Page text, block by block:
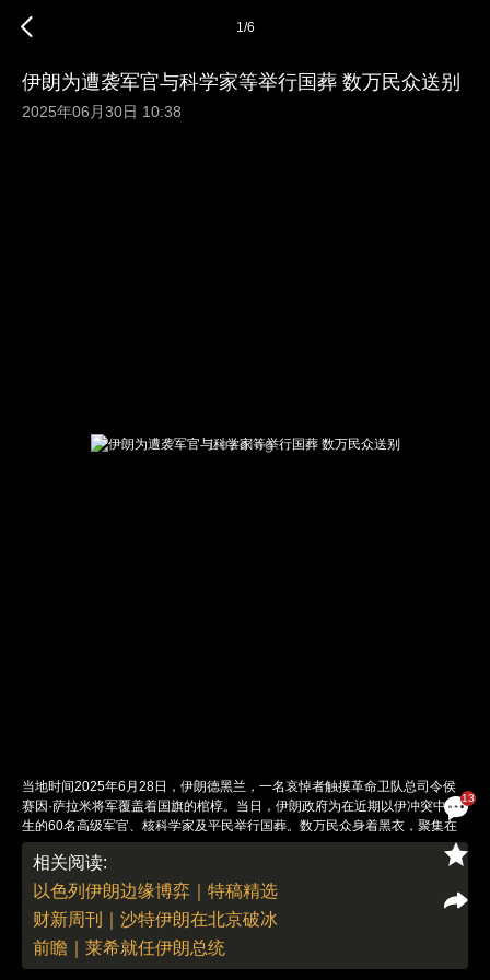
13
1/6
伊朗为遭袭军官与科学家等举行国葬 数万民众送别
2025年06月30日 10:38
当地时间2025年6月28日，伊朗德黑兰，一名哀悼者触摸革命卫队总司令侯
赛因·萨拉米将军覆盖着国旗的棺椁。当日，伊朗政府为在近期以伊冲突中丧
生的60名高级军官、核科学家及平民举行国葬。数万民众身着黑衣，聚集在
阿扎迪广场（Azadi Square）和恩格拉布广场（Enghelab Square）。此次
国葬被称为“烈士之力”（Martyrs of Power），伊朗总统佩泽希齐扬、最高领
袖顾问沙姆哈尼等政要出席。遇难者包括武装部队总参谋长巴盖里、革命卫队
总司令萨拉米及航天部队指挥官哈吉扎德，他们均在6月13日以色列“崛起的
雄狮”行动首日阵亡。伊朗官方称，此轮冲突共造成610人死亡，包括49名妇
女和13名儿童，另有4700多人受伤。图：Vahid Salemi/视觉中国
责任编辑：李丛汛 | 版面编辑：李丛汛
相关阅读:
以色列伊朗边缘博弈｜特稿精选
财新周刊｜沙特伊朗在北京破冰
前瞻｜莱希就任伊朗总统